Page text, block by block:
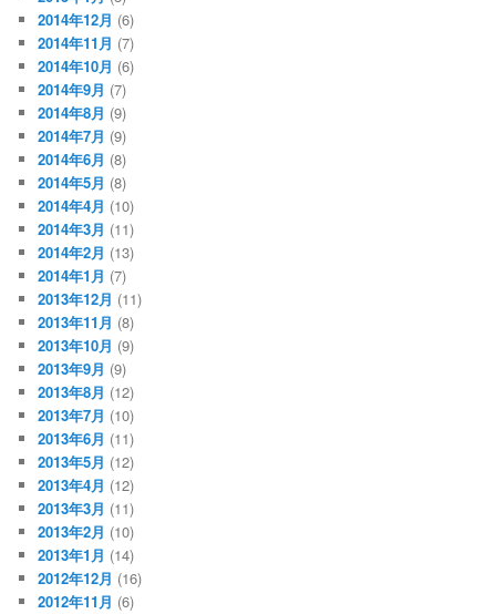
2014年12月 (6)
2014年11月 (7)
2014年10月 (6)
2014年9月 (7)
2014年8月 (9)
2014年7月 (9)
2014年6月 (8)
2014年5月 (8)
2014年4月 (10)
2014年3月 (11)
2014年2月 (13)
2014年1月 (7)
2013年12月 (11)
2013年11月 (8)
2013年10月 (9)
2013年9月 (9)
2013年8月 (12)
2013年7月 (10)
2013年6月 (11)
2013年5月 (12)
2013年4月 (12)
2013年3月 (11)
2013年2月 (10)
2013年1月 (14)
2012年12月 (16)
2012年11月 (6)